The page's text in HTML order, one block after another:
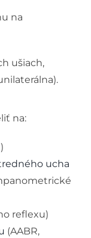
na
ušiach,
na:
ucha
reflexu)
(AABR,